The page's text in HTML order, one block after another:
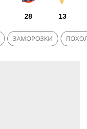
28 13
ЗАМОРОЗКИ